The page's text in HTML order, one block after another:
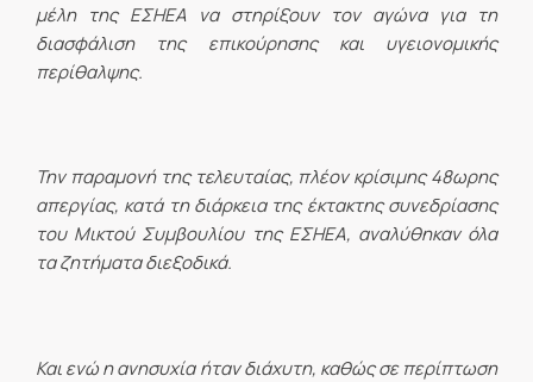
μέλη της ΕΣΗΕΑ να στηρίξουν τον αγώνα για τη
διασφάλιση της επικούρησης και υγειονομικής
περίθαλψης.
Την παραμονή της τελευταίας, πλέον κρίσιμης 48ωρης
απεργίας, κατά τη διάρκεια της έκτακτης συνεδρίασης
του Μικτού Συμβουλίου της ΕΣΗΕΑ, αναλύθηκαν όλα
τα ζητήματα διεξοδικά.
Και ενώ η ανησυχία ήταν διάχυτη, καθώς σε περίπτωση